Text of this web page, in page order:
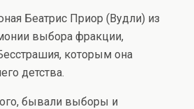
Беатрис Приор (Вудли) из
выбора фракции,
которым она
детства.
бывали выборы и